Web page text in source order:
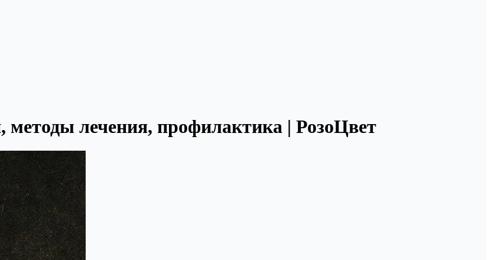
лечения, профилактика | РозоЦвет